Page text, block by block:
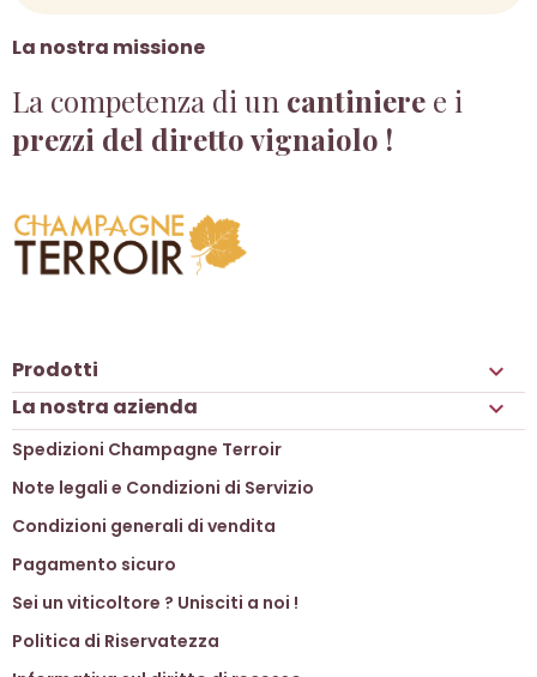
La nostra missione
La competenza di un cantiniere e i
prezzi del diretto vignaiolo !
Prodotti 
La nostra azienda 
Spedizioni Champagne Terroir
Note legali e Condizioni di Servizio
Condizioni generali di vendita
Pagamento sicuro
Sei un viticoltore ? Unisciti a noi !
Politica di Riservatezza